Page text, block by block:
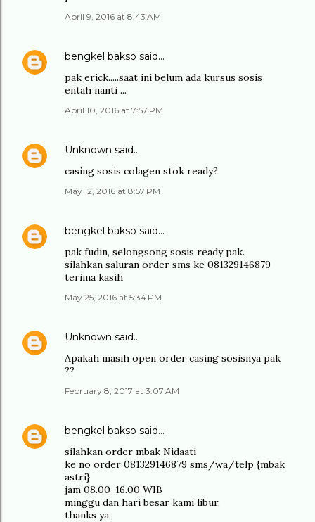
April 9, 2016 at 8:43 AM
bengkel bakso said…
pak erick.....saat ini belum ada kursus sosis
entah nanti ...
April 10, 2016 at 7:57 PM
Unknown said…
casing sosis colagen stok ready?
May 12, 2016 at 8:57 PM
bengkel bakso said…
pak fudin, selongsong sosis ready pak.
silahkan saluran order sms ke 081329146879
terima kasih
May 25, 2016 at 5:34 PM
Unknown said…
Apakah masih open order casing sosisnya pak
??
February 8, 2017 at 3:07 AM
bengkel bakso said…
silahkan order mbak Nidaati
ke no order 081329146879 sms/wa/telp {mbak
astri}
jam 08.00-16.00 WIB
minggu dan hari besar kami libur.
thanks ya